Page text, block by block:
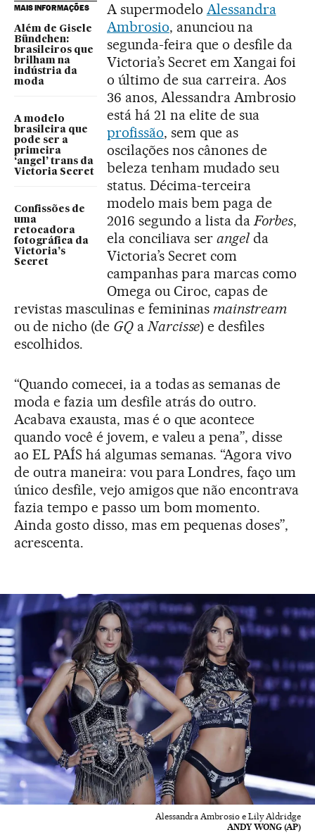
MAIS INFORMAÇÕES
Além de Gisele
Bündchen:
brasileiros que
brilham na
indústria da
moda
A modelo
brasileira que
pode ser a
primeira
‘angel’ trans da
Victoria Secret
Confissões de
uma
retocadora
fotográfica da
Victoria’s
Secret
A supermodelo Alessandra
Ambrosio, anunciou na
segunda-feira que o desfile da
Victoria’s Secret em Xangai foi
o último de sua carreira. Aos
36 anos, Alessandra Ambrosio
está há 21 na elite de sua
profissão, sem que as
oscilações nos cânones de
beleza tenham mudado seu
status. Décima-terceira
modelo mais bem paga de
2016 segundo a lista daForbes,
ela conciliava ser angelda
Victoria’s Secret com
campanhas para marcas como
Omega ou Ciroc, capas de
revistas masculinas e femininasmainstream
ou de nicho (de GQaNarcisse) e desfiles
escolhidos.
“Quando comecei, ia a todas as semanas de
moda e fazia um desfile atrás do outro.
Acabava exausta, mas é o que acontece
quando você é jovem, e valeu a pena”, disse
ao EL PAÍS há algumas semanas. “Agora vivo
de outra maneira: vou para Londres, faço um
único desfile, vejo amigos que não encontrava
fazia tempo e passo um bom momento.
Ainda gosto disso, mas em pequenas doses”,
acrescenta.
Alessandra Ambrosio e Lily Aldridge
ANDY WONG (AP)